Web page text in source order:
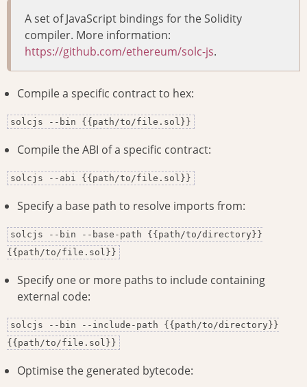
A set of JavaScript bindings for the Solidity
compiler. More information:
https://github.com/ethereum/solc-js.
Compile a specific contract to hex:
solcjs --bin {{path/to/file.sol}}
Compile the ABI of a specific contract:
solcjs --abi {{path/to/file.sol}}
Specify a base path to resolve imports from:
solcjs --bin --base-path {{path/to/directory}}
{{path/to/file.sol}}
Specify one or more paths to include containing
external code:
solcjs --bin --include-path {{path/to/directory}}
{{path/to/file.sol}}
Optimise the generated bytecode: